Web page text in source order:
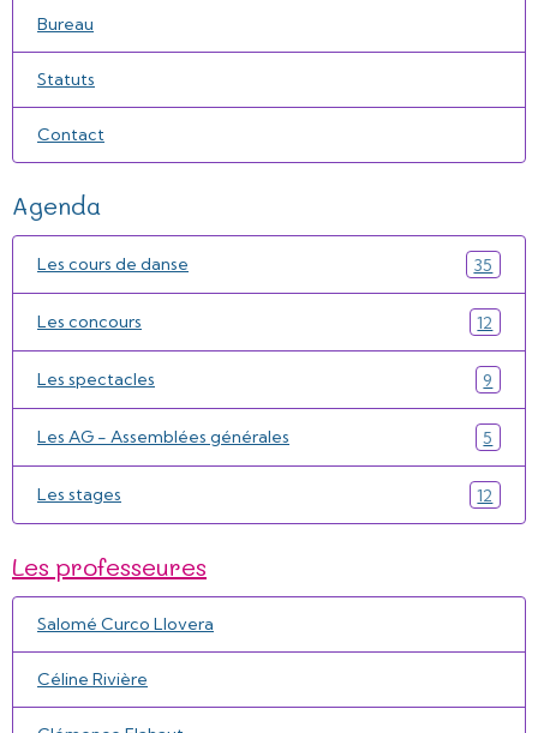
Bureau
Statuts
Contact
Agenda
Les cours de danse 35
Les concours 12
Les spectacles 9
Les AG - Assemblées générales 5
Les stages 12
Les professeures
Salomé Curco Llovera
Céline Rivière